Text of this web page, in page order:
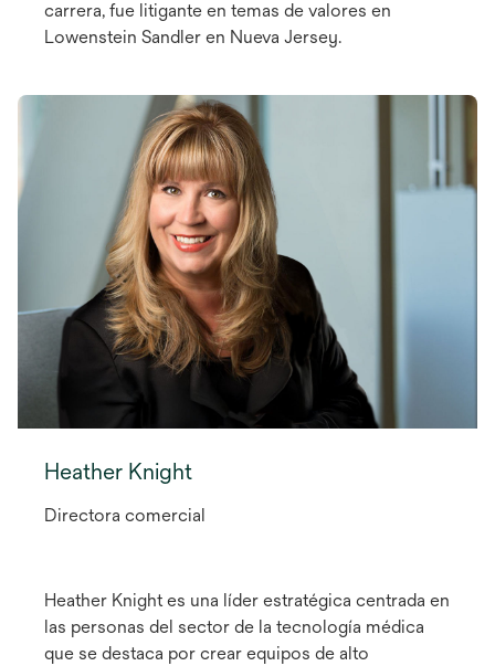
carrera, fue litigante en temas de valores en
Lowenstein Sandler en Nueva Jersey.
Heather Knight
Directora comercial
Heather Knight es una líder estratégica centrada en
las personas del sector de la tecnología médica
que se destaca por crear equipos de alto